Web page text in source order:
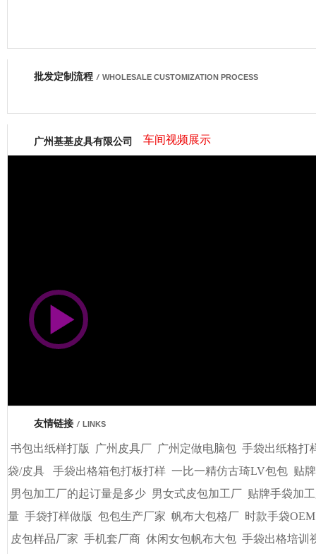
网商会会员
批发定制流程 / WHOLESALE CUSTOMIZATION PROCESS
广州基基皮具有限公司 车间视频展示
友情链接 / LINKS
书包出纸样打版 广州皮具厂 广州定做电脑包 手袋出纸格打
袋/皮具
手袋出格箱包打板打样 一比一精仿古琦LV包包 贴
男包加工厂的起订量是多少 男女式皮包加工厂 贴牌手袋加
量 手袋打样做版 包包生产厂家 帆布大包格厂 时款手袋OEM
皮包样品厂家 手机套厂商 休闲女包帆布大包 手袋出格培训